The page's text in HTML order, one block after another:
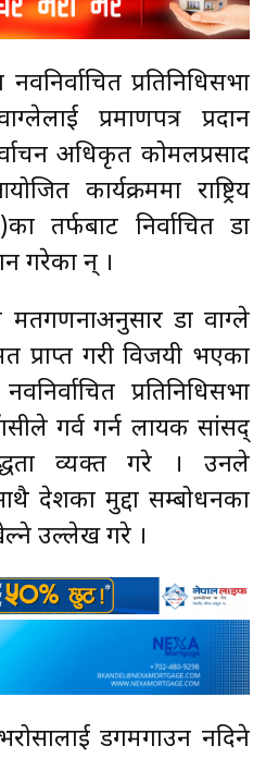
प्रतिनिधिसभा
प्रमाणपत्र प्रदान
अधिकृत कोमलप्रसाद
कार्यक्रममा राष्ट्रिय
तर्फबाट निर्वाचित डा
गरेका हुन् ।
मतगणनाअनुसार डा वाग्ले
प्राप्त गरी विजयी भएका
प्रतिनिधिसभा
गर्व गर्न लायक सांसद्
व्यक्त गरे । उनले
देशका मुद्दा सम्बोधनका
उल्लेख गरे ।
डगमगाउन नदिने